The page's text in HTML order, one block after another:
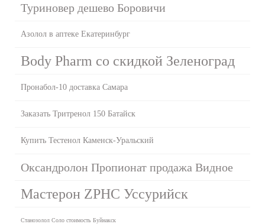
Туриновер дешево Боровичи
Азолол в аптеке Екатеринбург
Body Pharm со скидкой Зеленоград
Пронабол-10 доставка Самара
Заказать Тритренол 150 Батайск
Купить Тестенол Каменск-Уральский
Оксандролон Пропионат продажа Видное
Мастерон ZPHC Уссурийск
Станозолол Соло стоимость Буйнакск